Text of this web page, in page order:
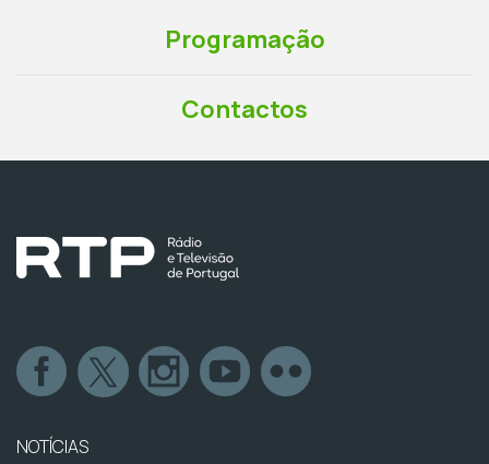
Programação
Contactos
NOTÍCIAS